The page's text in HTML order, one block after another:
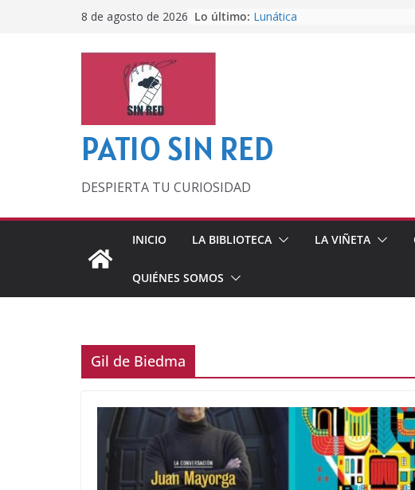
8 de agosto de 2026 Lo último: Lunática
PATIO SIN RED
DESPIERTA TU CURIOSIDAD
INICIO LA BIBLIOTECA LA VIÑETA
QUIÉNES SOMOS
Gil de Biedma